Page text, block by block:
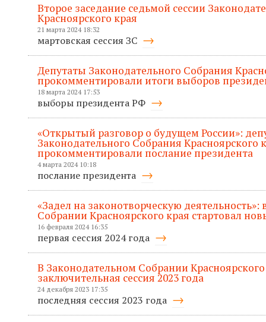
Второе заседание седьмой сессии
Красноярского края
21 марта 2024 18:32
мартовская сессия ЗС
Депутаты Законодательного Собрания
прокомментировали итоги выборов
18 марта 2024 17:53
выборы президента РФ
«Открытый разговор о будущем России»:
Законодательного Собрания Красноярского
прокомментировали послание президента
4 марта 2024 10:18
послание президента
«Задел на законотворческую
Собрании Красноярского края стартовал
16 февраля 2024 16:35
первая сессия 2024 года
В Законодательном Собрании
заключительная сессия 2023 года
24 декабря 2023 17:35
последняя сессия 2023 года